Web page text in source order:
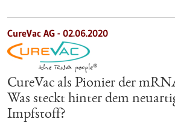
CureVac AG - 02.06.2020
CureVac als Pionier der
Was steckt hinter dem
Impfstoff?